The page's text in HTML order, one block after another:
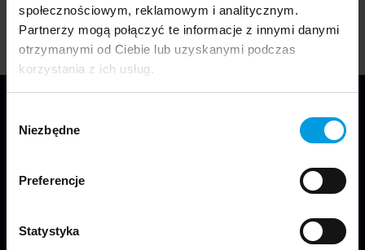
społecznościowym, reklamowym i analitycznym.
Partnerzy mogą połączyć te informacje z innymi danymi
otrzymanymi od Ciebie lub uzyskanymi podczas
korzystania z ich usług.
zgody
Niezbędne
Preferencje
Statystyka
Jesteśmy częścią Wydziału Projektowania
w Warszawie Uniwersytetu SWPS.